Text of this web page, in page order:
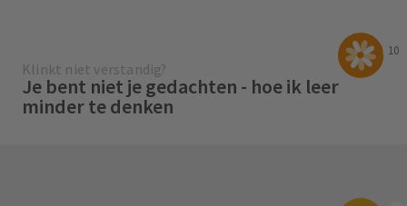
10
Klinkt niet verstandig?
Je bent niet je gedachten - hoe ik leer
minder te denken